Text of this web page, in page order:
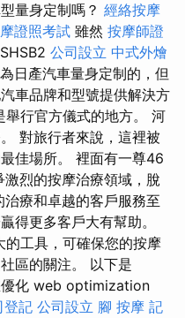
量身定制嗎？ 經絡按摩
證照考試 雖然 按摩師證
SHSB2 公司設立 中式外燴
日產汽車量身定制的，但
車品牌和型號提供解決方
行官方儀式的地方。 河
對旅行者來說，這裡被
佳場所。 裡面有一尊46
烈的按摩治療領域，脫
療和卓越的客戶服務至
得更多客戶大有幫助。
工具，可確保您的按摩
區的關注。 以下是
化 web optimization
登記 公司設立 腳 按摩 記